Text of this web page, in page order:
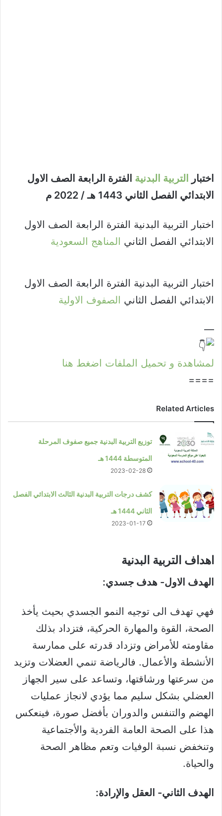
اختبار التربية البدنية الفترة الرابعة الصف الاول
الابتدائي الفصل الثاني 1443 هـ / 2022 م
اختبار التربية البدنية الفترة الرابعة الصف الاول
الابتدائي الفصل الثاني المناهج السعودية
اختبار التربية البدنية الفترة الرابعة الصف الاول
الابتدائي الفصل الثاني الصفوف الاولية
—
لمشاهدة و تحميل الملفات اضغط هنا
====
Related Articles
توزيع التربية البدنية جميع صفوف المرحلة
المتوسطة 1444 هـ
2023-02-28
كشف درجات التربية البدنية الثالث الابتدائي الفصل
الثاني 1444 هـ
2023-01-17
اهداف التربية البدنية​
الهدف الاول- هدف جسدي:
فهي تهدف الى توجيه النمو الجسدي بحيث يأخذ
الصحة، القوة والمهارة الحركية، فتزداد بذلك
مقاومته للأمراض وتزداد قدرته على ممارسة
الأنشطة والأعمال. فالرياضة تنمي العضلات وتزيد
من سرعتها ورشاقتها، وتساعد على سير الجهاز
العضلي بشكل سليم مما يؤدي لانجاز عمليات
الهضم والتنفس والدوران بأفضل صورة، فينعكس
هذا على الصحة العامة الفردية والأجتماعية
وتنخفض نسبة الوفيات وتعم مظاهر الصحة
والحياة.
الهدف الثاني- العقل والإرادة: